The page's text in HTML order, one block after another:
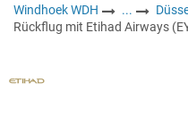
Windhoek WDH ...
Rückflug mit Etihad Airways